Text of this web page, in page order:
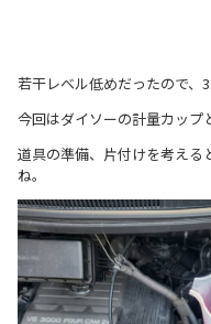
若干レベル低めだったので、
今回はダイソーの計量カップ
道具の準備、片付けを考える
ね。